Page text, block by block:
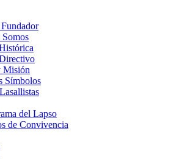
Somos
Misión
Símbolos
del Lapso
de Convivencia